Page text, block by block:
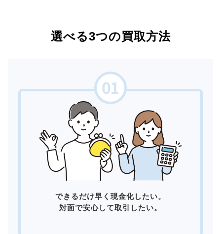
選べる3つの買取方法
できるだけ早く現金化したい。
対面で安心して取引したい。